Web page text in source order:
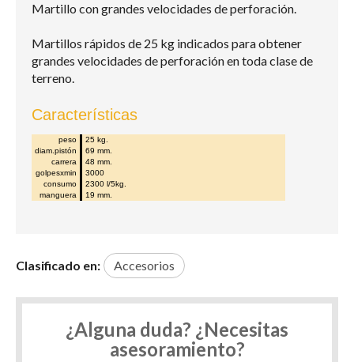
Martillo con grandes velocidades de perforación.
Martillos rápidos de 25 kg indicados para obtener
grandes velocidades de perforación en toda clase de
terreno.
Características
peso
25 kg.
diam.pistón
69 mm.
carrera
48 mm.
golpesxmin
3000
consumo
2300 l/5kg.
manguera
19 mm.
Clasificado en: Accesorios
¿Alguna duda? ¿Necesitas
asesoramiento?